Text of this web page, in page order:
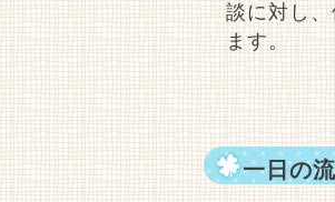
談に対し
ます。
一日の